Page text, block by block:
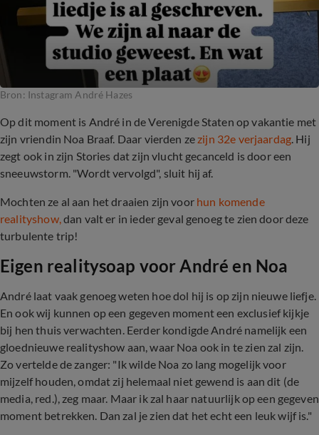
Bron: Instagram André Hazes
Op dit moment is André in de Verenigde Staten op vakantie met
zijn vriendin Noa Braaf. Daar vierden zezijn 32e verjaardag . Hij
zegt ook in zijn Stories dat zijn vlucht gecanceld is door een
sneeuwstorm. "Wordt vervolgd", sluit hij af.
Mochten ze al aan het draaien zijn voor hun komende
realityshow, dan valt er in ieder geval genoeg te zien door deze
turbulente trip!
Eigen realitysoap voor André en Noa
André laat vaak genoeg weten hoe dol hij is op zijn nieuwe liefje.
En ook wij kunnen op een gegeven moment een exclusief kijkje
bij hen thuis verwachten. Eerder kondigde André namelijk een
gloednieuwe realityshow aan, waar Noa ook in te zien zal zijn.
Zo vertelde de zanger: "Ik wilde Noa zo lang mogelijk voor
mijzelf houden, omdat zij helemaal niet gewend is aan dit (de
media, red.), zeg maar. Maar ik zal haar natuurlijk op een gegeven
moment betrekken. Dan zal je zien dat het echt een leuk wijf is."